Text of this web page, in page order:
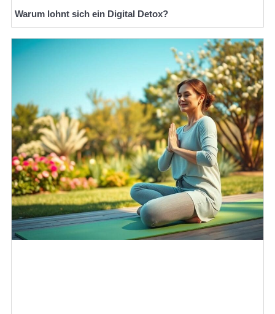
Warum lohnt sich ein Digital Detox?